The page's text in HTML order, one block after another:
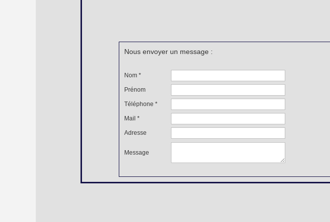
Nous envoyer un message :
Nom *
Prénom
Téléphone *
Mail *
Adresse
Message